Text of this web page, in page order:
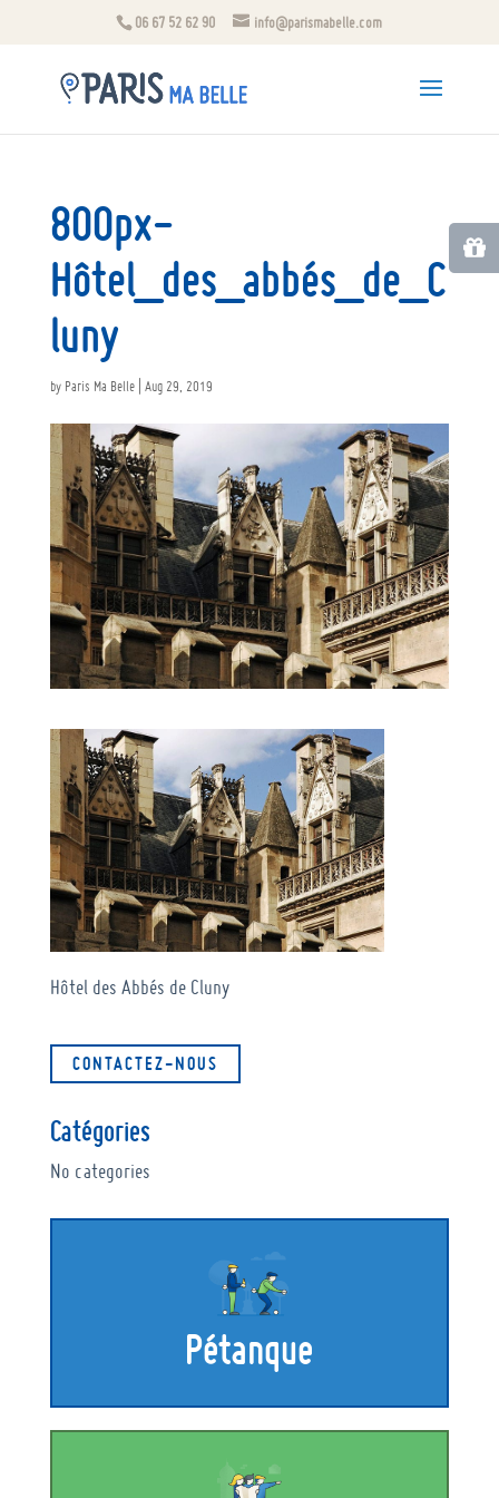
06 67 52 62 90 info@parismabelle.com
800px-
Hôtel_des_abbés_de_C
luny
by Paris Ma Belle| Aug 29, 2019
Hôtel des Abbés de Cluny
CONTACTEZ-NOUS
Catégories
No categories
Pétanque